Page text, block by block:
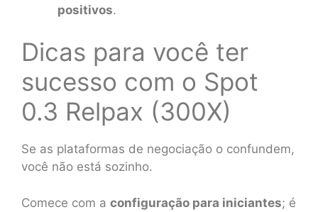
positivos.
Dicas para você ter
sucesso com o Spot
0.3 Relpax (300X)
Se as plataformas de negociação o confundem,
você não está sozinho.
Comece com a configuração para iniciantes; é